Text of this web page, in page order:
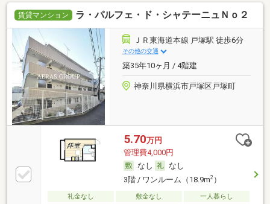
賃貸マンション ラ・パルフェ・ド・シャテーニュＮｏ２
ＪＲ東海道本線 戸塚駅 徒歩6分
その他の交通
築35年10ヶ月 / 4階建
神奈川県横浜市戸塚区戸塚町
5.70万円
管理費4,000円
なし
なし
3階 / ワンルーム（18.9m2）
礼金なし 敷金なし
一人暮らし